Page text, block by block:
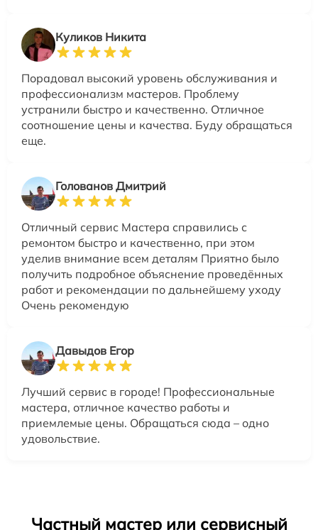
Куликов Никита
Порадовал высокий уровень обслуживания и
профессионализм мастеров. Проблему
устранили быстро и качественно. Отличное
соотношение цены и качества. Буду обращаться
еще.
Голованов Дмитрий
Отличный сервис Мастера справились с
ремонтом быстро и качественно, при этом
уделив внимание всем деталям Приятно было
получить подробное объяснение проведённых
работ и рекомендации по дальнейшему уходу
Очень рекомендую
Давыдов Егор
Лучший сервис в городе! Профессиональные
мастера, отличное качество работы и
приемлемые цены. Обращаться сюда – одно
удовольствие.
Частный мастер или сервисный